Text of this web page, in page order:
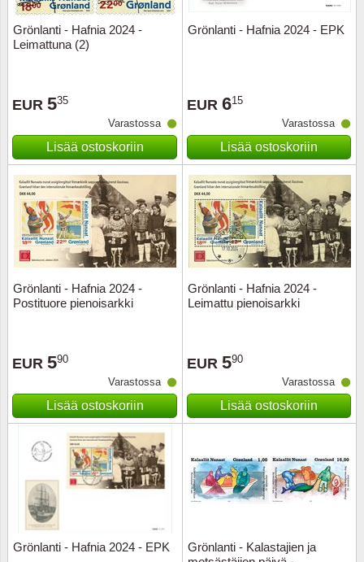
Grönlanti - Hafnia 2024 -
Leimattuna (2)
EUR 535
Varastossa
Lisää ostoskoriin
Grönlanti - Hafnia 2024 - EPK
EUR 615
Varastossa
Lisää ostoskoriin
Grönlanti - Hafnia 2024 -
Postituore pienoisarkki
EUR 590
Varastossa
Lisää ostoskoriin
Grönlanti - Hafnia 2024 -
Leimattu pienoisarkki
EUR 590
Varastossa
Lisää ostoskoriin
Grönlanti - Hafnia 2024 - EPK
Grönlanti - Kalastajien ja
Partio
Musiiki
Etelä-
Hollanti
Itä-
Itävalta
Japani